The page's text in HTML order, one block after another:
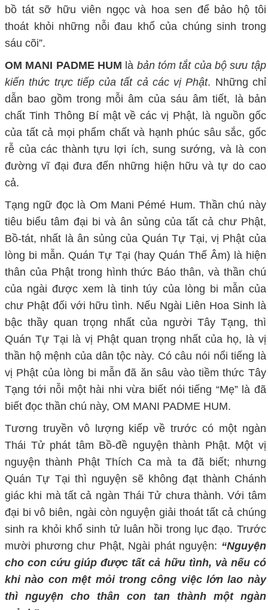
bồ tát sỡ hữu viên ngọc và hoa sen để bảo hộ tôi
thoát khỏi những nỗi đau khổ của chúng sinh trong
sáu cõi”.
OM MANI PADME HUM là bản tóm tắt của bộ sưu tập
kiến thức trực tiếp của tất cả các vị Phật. Những chỉ
dẫn bao gồm trong mỗi âm của sáu âm tiết, là bản
chất Tinh Thông Bí mật về các vị Phật, là nguồn gốc
của tất cả mọi phẩm chất và hạnh phúc sâu sắc, gốc
rễ của các thành tựu lợi ích, sung sướng, và là con
đường vĩ đại đưa đến những hiện hữu và tự do cao
cả.
Tạng ngữ đọc là Om Mani Pémé Hum. Thần chú này
tiêu biểu tâm đại bi và ân sủng của tất cả chư Phật,
Bồ-tát, nhất là ân sủng của Quán Tự Tại, vị Phật của
lòng bi mẫn. Quán Tự Tại (hay Quán Thế Âm) là hiện
thân của Phật trong hình thức Báo thân, và thần chú
của ngài được xem là tinh túy của lòng bi mẫn của
chư Phật đối với hữu tình. Nếu Ngài Liên Hoa Sinh là
bậc thầy quan trọng nhất của người Tây Tạng, thì
Quán Tự Tại là vị Phật quan trọng nhất của họ, là vị
thần hộ mệnh của dân tộc này. Có câu nói nổi tiếng là
vị Phật của lòng bi mẫn đã ăn sâu vào tiềm thức Tây
Tạng tới nỗi một hài nhi vừa biết nói tiếng “Mẹ” là đã
biết đọc thần chú này, OM MANI PADME HUM.
Tương truyền vô lượng kiếp về trước có một ngàn
Thái Tử phát tâm Bồ-đề nguyện thành Phật. Một vị
nguyện thành Phật Thích Ca mà ta đã biết; nhưng
Quán Tự Tại thì nguyện sẽ không đạt thành Chánh
giác khi mà tất cả ngàn Thái Tử chưa thành. Với tâm
đại bi vô biên, ngài còn nguyện giải thoát tất cả chúng
sinh ra khỏi khổ sinh tử luân hồi trong lục đạo. Trước
mười phương chư Phật, Ngài phát nguyện: “Nguyện
cho con cứu giúp được tất cả hữu tình, và nếu có
khi nào con mệt mỏi trong công việc lớn lao này
thì nguyện cho thân con tan thành một ngàn